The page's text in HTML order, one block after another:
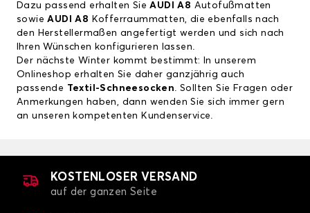
Dazu passend erhalten SieAUDI A8 Autofußmatten
sowieAUDI A8 Kofferraummatten, die ebenfalls nach
den Herstellermaßen angefertigt werden und sich nach
Ihren Wünschen konfigurieren lassen.
Der nächste Winter kommt bestimmt: In unserem
Onlineshop erhalten Sie daher ganzjährig auch
passende Textil-Schneesocken. Sollten Sie Fragen oder
Anmerkungen haben, dann wenden Sie sich immer gern
an unseren kompetenten Kundenservice.
KOSTENLOSER VERSAND
auf der ganzen Seite